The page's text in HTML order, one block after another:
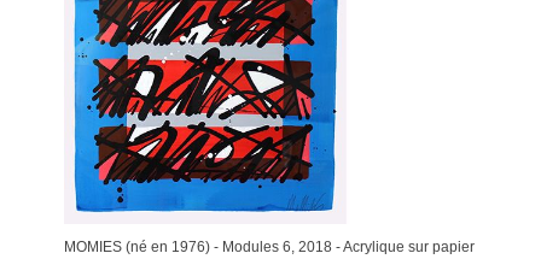
MOMIES (né en 1976) - Modules 6, 2018 - Acrylique sur papier